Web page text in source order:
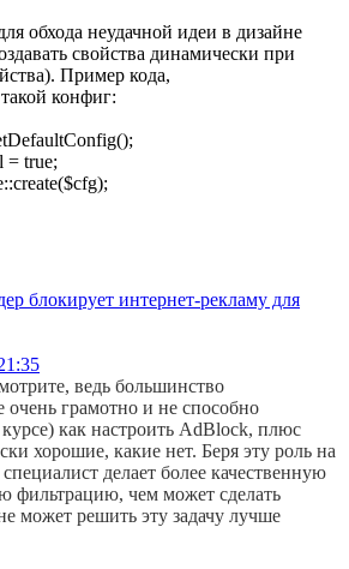
обхода неудачной идеи в дизайне
свойства динамически при
Пример кода,
конфиг:
= true;
блокирует интернет-рекламу для
ведь большинство
очень грамотно и не способно
курсе) как настроить AdBlock, плюс
хорошие, какие нет. Беря эту роль на
делает более качественную
фильтрацию, чем может сделать
может решить эту задачу лучше